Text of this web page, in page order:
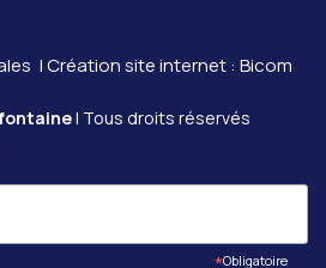
| Création site internet : Bicom
| Tous droits réservés
Obligatoire